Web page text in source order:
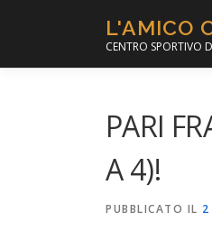
L'AMICO
CENTRO SPORTIVO
PARI
A 4)!
PUBBLICATO IL